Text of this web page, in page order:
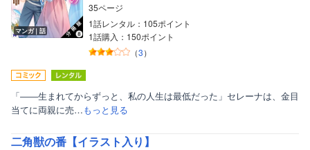
マンガ｜話
35ページ
1話レンタル：105ポイント
1話購入：150ポイント
（3）
「――生まれてからずっと、私の人生は最低だった」セレーナは、金目
当てに両親に売…もっと見る
二角獣の番【イラスト入り】